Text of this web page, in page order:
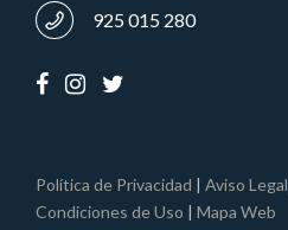
925 015 280
Política de Privacidad | Aviso Legal
Condiciones de Uso | Mapa Web